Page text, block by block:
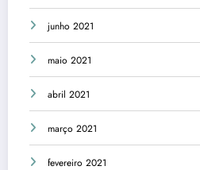
junho 2021
maio 2021
abril 2021
março 2021
fevereiro 2021